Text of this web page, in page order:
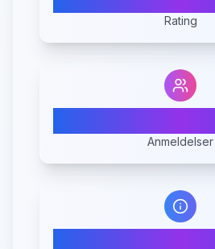
Rating
Anmeldelser